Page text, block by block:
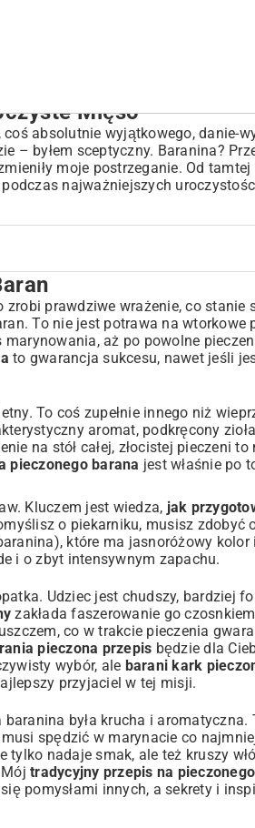
Mięso
absolutnie wyjątkowego, danie-
– byłem sceptyczny. Baranina?
moje postrzeganie. Od tamtej
najważniejszych
prawdziwe wrażenie, co stanie
To nie jest potrawa na wtorkowe
aż po powolne
to gwarancja sukcesu, nawet jeśli
To coś zupełnie innego niż
aromat, podkręcony
na stół całej, złocistej pieczeni to
pieczonego barana jest właśnie po
Kluczem jest wiedza, jak
o piekarniku, musisz zdobyć
które ma jasnoróżowy kolor
i o zbyt intensywnym zapachu.
Udziec jest chudszy, bardziej
zakłada faszerowanie go
co w trakcie pieczenia
pieczona przepis będzie dla
wybór, ale barani kark
przyjaciel w tej misji.
była krucha i aromatyczna.
spędzić w marynacie co
nadaje smak, ale też kruszy
tradycyjny przepis na
pomysłami innych, a sekrety i